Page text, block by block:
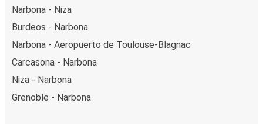
Narbona - Niza
Burdeos - Narbona
Narbona - Aeropuerto de Toulouse-Blagnac
Carcasona - Narbona
Niza - Narbona
Grenoble - Narbona